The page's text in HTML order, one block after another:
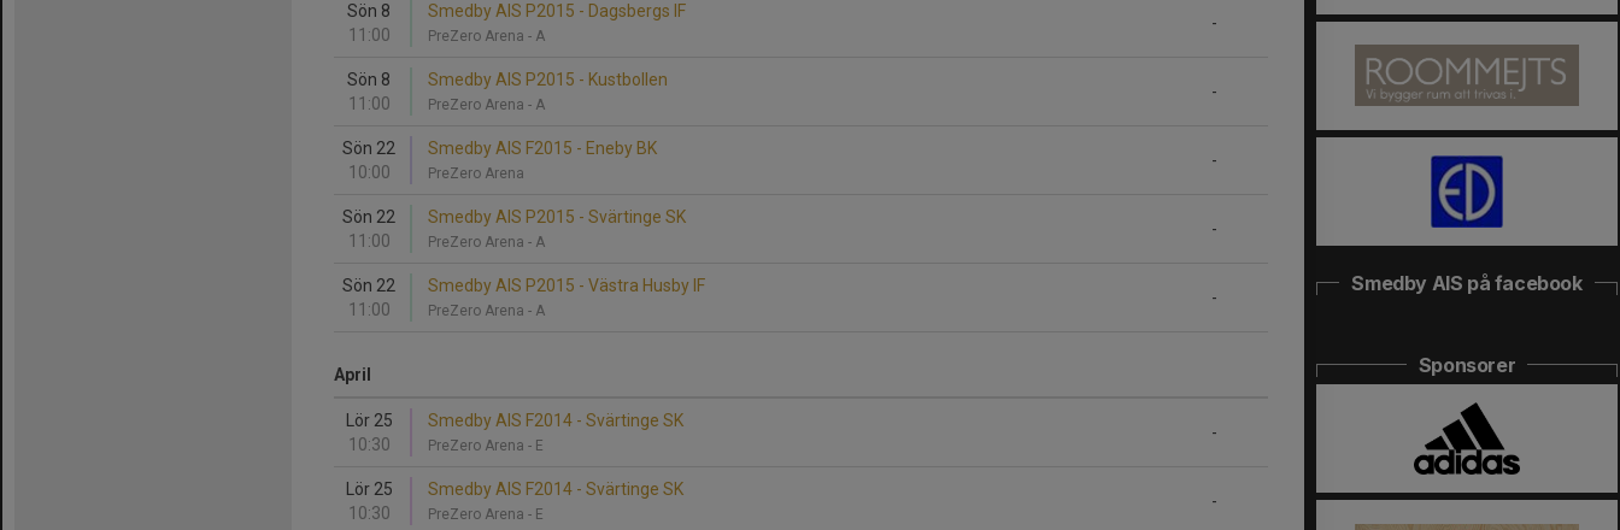
Sön 8
11:00
-
Smedby AIS P2015 - Dagsbergs IF
PreZero Arena - A
Sön 8
11:00
-
Smedby AIS P2015 - Kustbollen
PreZero Arena - A
Sön 22
10:00
-
Smedby AIS F2015 - Eneby BK
PreZero Arena
Sön 22
11:00
-
Smedby AIS P2015 - Svärtinge SK
PreZero Arena - A
Sön 22
11:00
-
Smedby AIS P2015 - Västra Husby IF
PreZero Arena - A
April
Lör 25
10:30
-
Smedby AIS F2014 - Svärtinge SK
PreZero Arena - E
Lör 25
10:30
-
Smedby AIS F2014 - Svärtinge SK
PreZero Arena - E
Smedby AIS på facebook
Sponsorer